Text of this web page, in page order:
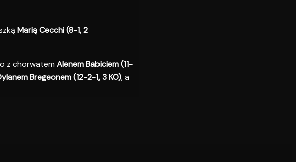
Marią Cecchi (8-1, 2
z chorwatem Alenem Babiciem(11-
Bregeonem (12-2-1, 3 KO), a